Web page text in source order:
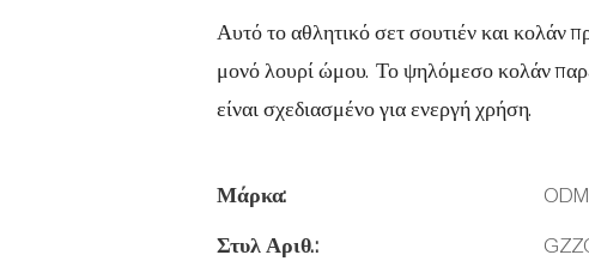
Αυτό το αθλητικό σετ σουτιέν και κολάν
μονό λουρί ώμου. Το ψηλόμεσο κολάν
είναι σχεδιασμένο για ενεργή χρήση.
Μάρκα:
Στυλ Αριθ.: